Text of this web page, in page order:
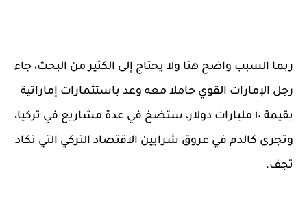
ربما السبب واضح هنا ولا يحتاج إلى الكثير من البحث، جاء
رجل الإمارات القوي حاملا معه وعد باستثمارات إماراتية
بقيمة ١٠ مليارات دولار، ستضخ في عدة مشاريع في تركيا،
وتجرى كالدم في عروق شرايين الاقتصاد التركي التي تكاد
تجف.